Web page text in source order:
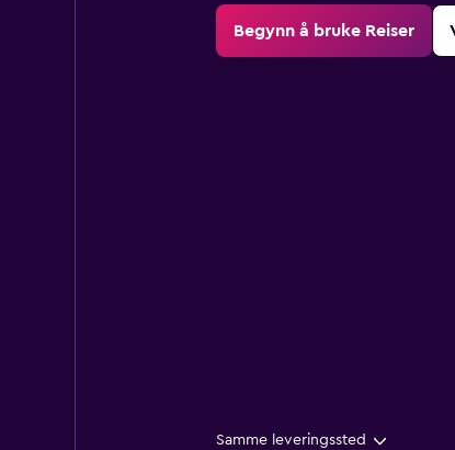
Begynn å bruke Reiser
Samme leveringssted